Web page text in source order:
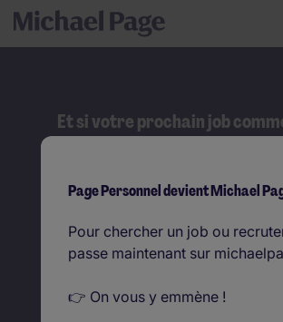
Et si votre prochain job
?
Page Personnel devient Michael
Pour chercher un job ou
passe maintenant sur
👉 On vous y emmène !